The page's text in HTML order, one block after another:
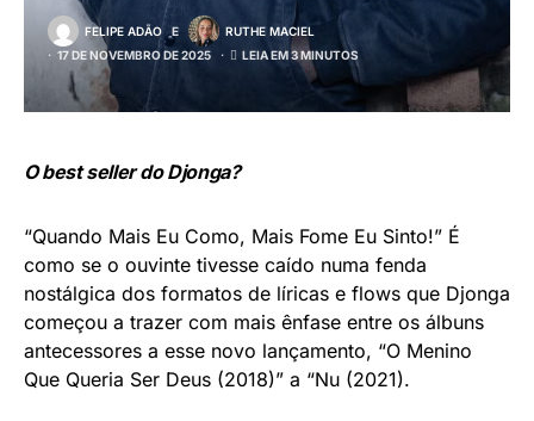
FELIPE ADÃO E
RUTHE MACIEL
17 DE NOVEMBRO DE 2025
LEIA EM 3 MINUTOS
O best seller do Djonga?
“Quando Mais Eu Como, Mais Fome Eu Sinto!” É
como se o ouvinte tivesse caído numa fenda
nostálgica dos formatos de líricas e flows que Djonga
começou a trazer com mais ênfase entre os álbuns
antecessores a esse novo lançamento, “O Menino
Que Queria Ser Deus (2018)” a “Nu (2021).